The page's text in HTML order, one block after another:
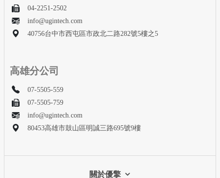
04-2251-2502
info@ugintech.com
40756台中市西屯區市政北二路282號5樓之5
高雄分公司
07-5505-559
07-5505-759
info@ugintech.com
80453高雄市鼓山區明誠三路695號9樓
關於優擎